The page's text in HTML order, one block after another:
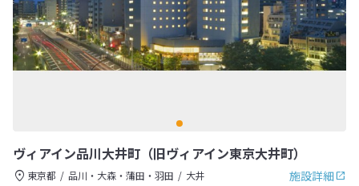
ヴィアイン品川大井町（旧ヴィアイン東京大井町）
施設詳細
東京都 品川・大森・蒲田・羽田
大井